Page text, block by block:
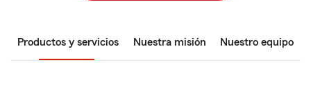
Productos y servicios Nuestra misión Nuestro equipo